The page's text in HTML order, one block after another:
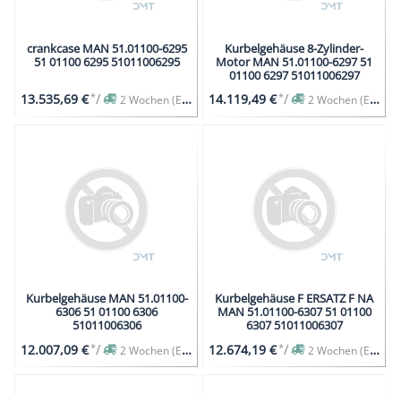
crankcase MAN 51.01100-6295
51 01100 6295 51011006295
13.535,69 €*/ 2 Wochen (Expresslieferung auf Anfrage)
Kurbelgehäuse 8-Zylinder-
Motor MAN 51.01100-6297 51
01100 6297 51011006297
14.119,49 €*/ 2 Wochen (Expresslieferung auf Anfrage)
Kurbelgehäuse MAN 51.01100-
6306 51 01100 6306
51011006306
12.007,09 €*/ 2 Wochen (Expresslieferung auf Anfrage)
Kurbelgehäuse F ERSATZ F NA
MAN 51.01100-6307 51 01100
6307 51011006307
12.674,19 €*/ 2 Wochen (Expresslieferung auf Anfrage)